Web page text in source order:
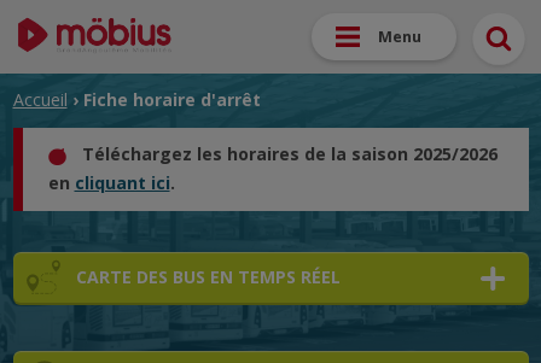
Menu
Accueil › Fiche horaire d'arrêt
Téléchargez les horaires de la saison 2025/2026
en cliquant ici.
CARTE DES BUS EN TEMPS RÉEL